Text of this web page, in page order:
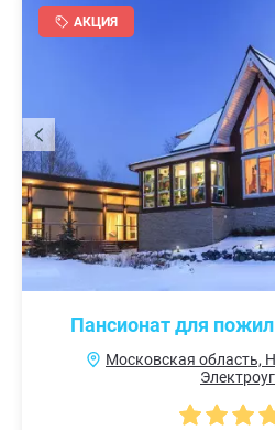
АКЦИЯ
Пансионат для
Московская область,